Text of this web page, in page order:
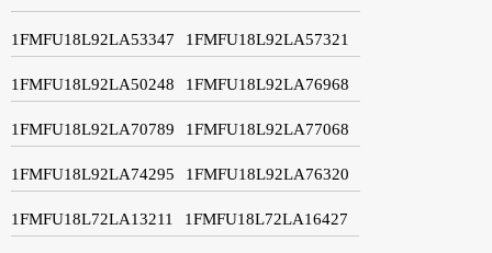
1FMFU18L92LA53347 1FMFU18L92LA57321
1FMFU18L92LA50248 1FMFU18L92LA76968
1FMFU18L92LA70789 1FMFU18L92LA77068
1FMFU18L92LA74295 1FMFU18L92LA76320
1FMFU18L72LA13211 1FMFU18L72LA16427